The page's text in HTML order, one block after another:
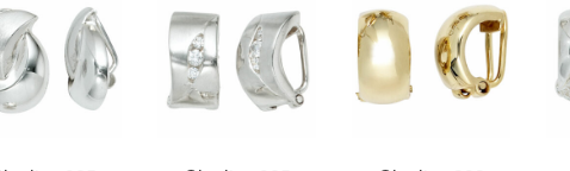
finden für Ostern 2022 PartnerShop Startseite
GeschenkeVertrag widerrufen Warenkorb